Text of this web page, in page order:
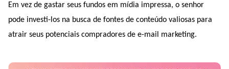
Em vez de gastar seus fundos em mídia impressa, o senhor
pode investi-los na busca de fontes de conteúdo valiosas para
atrair seus potenciais compradores de e-mail marketing.